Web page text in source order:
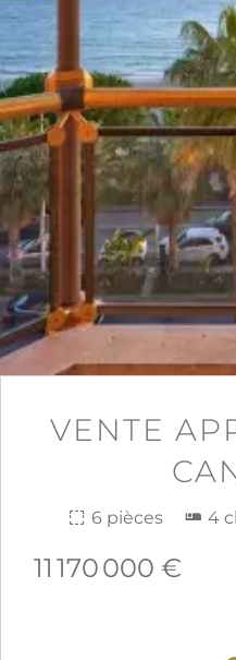
VENTE
6 pièces 4
11 170 000 €